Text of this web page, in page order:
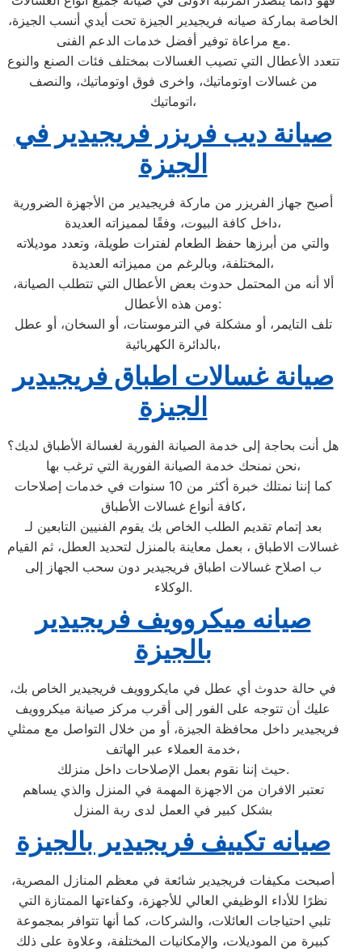
الخاصة بماركة صيانه فريجيدير الجيزة تحت أيدي أنسب الجيزة،
مع مراعاة توفير أفضل خدمات الدعم الفنى.
تتعدد الأعطال التي تصيب الغسالات بمختلف فئات الصنع والنوع
من غسالات اوتوماتيك، واخرى فوق اوتوماتيك، والنصف
اتوماتيك،
صيانة ديب فريزر فريجيدير في
الجيزة
أصبح جهاز الفريزر من ماركة فريجيدير من الأجهزة الضرورية
داخل كافة البيوت، وفقًا لمميزاته العديدة،
والتي من أبرزها حفظ الطعام لفترات طويلة، وتعدد موديلاته
المختلفة، وبالرغم من مميزاته العديدة،
ألا أنه من المحتمل حدوث بعض الأعطال التي تتطلب الصيانة،
ومن هذه الأعطال:
تلف التايمر، أو مشكلة في الترموستات، أو السخان، أو عطل
بالدائرة الكهربائية،
صيانة غسالات اطباق فريجيدير
الجيزة
هل أنت بحاجة إلى خدمة الصيانة الفورية لغسالة الأطباق لديك؟
نحن نمنحك خدمة الصيانة الفورية التي ترغب بها،
كما إننا نمتلك خبرة أكثر من 10 سنوات في خدمات إصلاحات
كافة أنواع غسالات الأطباق،
بعد إتمام تقديم الطلب الخاص بك يقوم الفنيين التابعين لـ
غسالات الاطباق ، بعمل معاينة بالمنزل لتحديد العطل، ثم القيام
ب اصلاح غسالات اطباق فريجيدير دون سحب الجهاز إلى
الوكلاء.
صيانه ميكروويف فريجيدير
بالجيزة
في حالة حدوث أي عطل في مايكروويف فريجيدير الخاص بك،
عليك أن تتوجه على الفور إلى أقرب مركز صيانة ميكروويف
فريجيدير داخل محافظة الجيزة، أو من خلال التواصل مع ممثلي
خدمة العملاء عبر الهاتف،
حيث إننا نقوم بعمل الإصلاحات داخل منزلك.
تعتبر الافران من الاجهزة المهمة في المنزل والذي يساهم
بشكل كبير في العمل لدى ربة المنزل
صيانه تكييف فريجيدير بالجيزة
أصبحت مكيفات فريجيدير شائعة في معظم المنازل المصرية،
نظرًا للأداء الوظيفي العالي للأجهزة، وكفاءتها الممتازة التي
تلبي احتياجات العائلات، والشركات، كما أنها تتوافر بمجموعة
كبيرة من الموديلات، والإمكانيات المختلفة، وعلاوة على ذلك